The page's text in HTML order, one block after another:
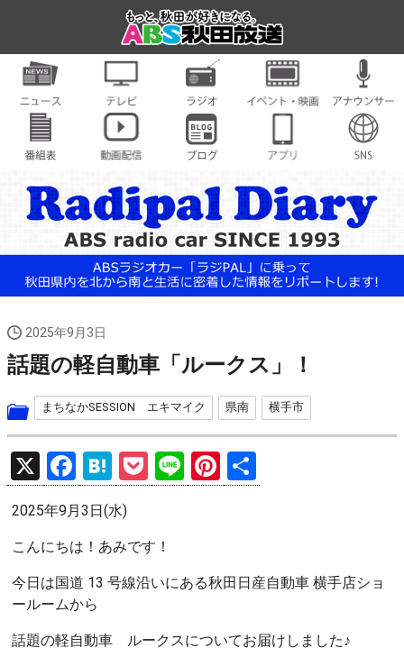
2025年9月3日
話題の軽自動車「ルークス」！
まちなかSESSION エキマイク 県南 横手市
X
F
a
ce
b
o
o
k
H
at
e
n
a
P
o
et
Li
n
Pi
nt
t
有
2025年9月3日(水)
こんにちは！あみです！
今日は国道 13 号線沿いにある秋田日産自動車 横手店ショ
ールームから
話題の軽自動車 ルークスについてお届けしました♪